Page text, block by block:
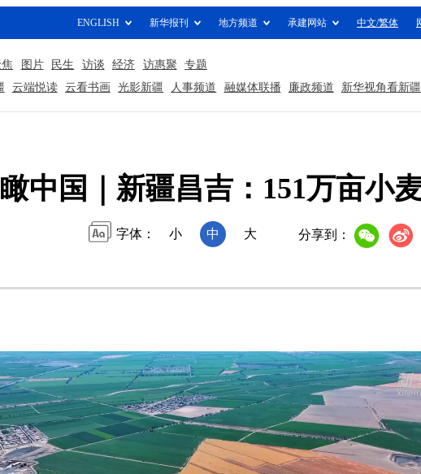
ENGLISH 新华报刊 地方频道 承建网站 中文/繁体
图片 民生 访谈 经济 访惠聚
专题
云端悦读 云看书画 光影新疆 人事频道 融媒体联播 廉政频道 新华视角看新疆
瞰中国｜新疆昌吉：151万亩小
字体： 小 中 大 分享到：